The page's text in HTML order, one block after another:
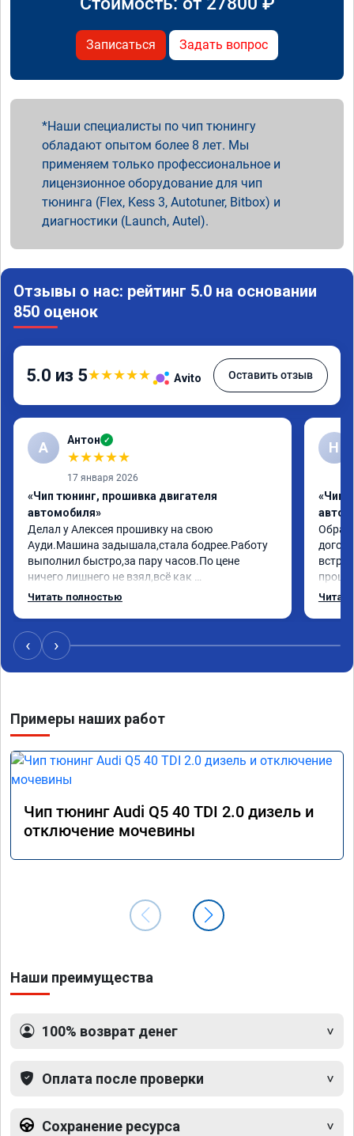
Записаться Задать вопрос
Наши специалисты по чип тюнингу
обладают опытом более 8 лет. Мы
применяем только профессиональное и
лицензионное оборудование для чип
тюнинга (Flex, Kess 3, Autotuner, Bitbox) и
диагностики (Launch, Autel).
Отзывы о нас: рейтинг 5.0 на основании
850 оценок
5.0 из 5★★★★★ Avito Оставить отзыв
А Антон ✓
★★★★★
17 января 2026
«Чип тюнинг, прошивка двигателя
автомобиля»
Делал у Алексея прошивку на свою
Ауди.Машина задышала,стала бодрее.Работу
выполнил быстро,за пару часов.По цене
ничего лишнего не взял,всё как
договаривались заранее.После работы
поломки авто.Однозначно рекомендую
Алексея как грамотного специалиста!
Читать полностью
Н
«Чип
Арман
‹ ›
Примеры наших работ
Чип тюнинг Audi Q5 40 TDI 2.0 дизель и
отключение мочевины
Наши преимущества
100% возврат денег
Оплата после проверки
Сохранение ресурса